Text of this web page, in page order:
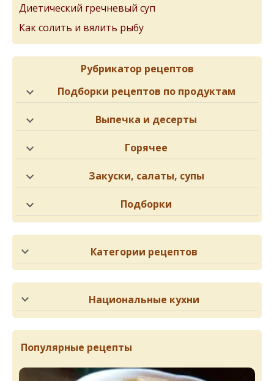
Диетический гречневый суп
Как солить и вялить рыбу
Рубрикатор рецептов
Подборки рецептов по продуктам
Выпечка и десерты
Горячее
Закуски, салаты, супы
Подборки
Категории рецептов
Национальные кухни
Популярные рецепты